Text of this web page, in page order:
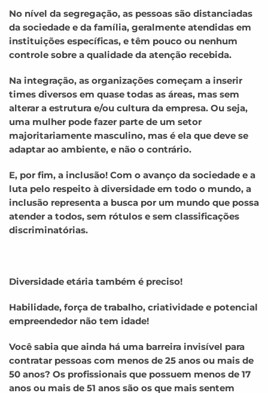
No nível da segregação, as pessoas são distanciadas
da sociedade e da família, geralmente atendidas em
instituições específicas, e têm pouco ou nenhum
controle sobre a qualidade da atenção recebida.
Na integração, as organizações começam a inserir
times diversos em quase todas as áreas, mas sem
alterar a estrutura e/ou cultura da empresa. Ou seja,
uma mulher pode fazer parte de um setor
majoritariamente masculino, mas é ela que deve se
adaptar ao ambiente, e não o contrário.
E, por fim, a inclusão! Com o avanço da sociedade e a
luta pelo respeito à diversidade em todo o mundo, a
inclusão representa a busca por um mundo que possa
atender a todos, sem rótulos e sem classificações
discriminatórias.
Diversidade etária também é preciso!
Habilidade, força de trabalho, criatividade e potencial
empreendedor não tem idade!
Você sabia que ainda há uma barreira invisível para
contratar pessoas com menos de 25 anos ou mais de
50 anos? Os profissionais que possuem menos de 17
anos ou mais de 51 anos são os que mais sentem